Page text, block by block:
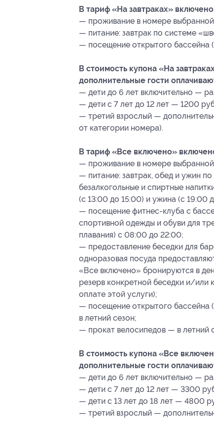
В тариф «На завтраках»
— проживание в номере выбранной
— питание: завтрак по системе
— посещение открытого бассейна
В стоимость купона «На
дополнительные гости
— дети до 6 лет включительно —
— дети с 7 лет до 12 лет — 1200
— третий взрослый —
от категории номера).
В тариф «Все включено»
— проживание в номере выбранной
— питание: завтрак, обед и ужин
безалкогольные и спиртные
(с 13:00 до 15:00) и ужина (с 19:00
— посещение фитнес-клуба с
спортивной одежды и обуви для
плавания) с 08:00 до 22:00;
— предоставление беседки для
одноразовая посуда
«Все включено» бронируются в
резерв конкретной беседки и/или
оплате этой услуги);
— посещение открытого бассейна
в летний сезон;
— прокат велосипедов — в летний
В стоимость купона «Все
дополнительные гости
— дети до 6 лет включительно —
— дети с 7 лет до 12 лет — 3300
— дети с 13 лет до 18 лет — 4800
— третий взрослый —